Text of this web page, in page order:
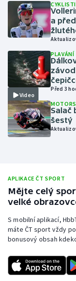
Lyže a snowboard
Moderní pětiboj
Motorsport
Olympijské hry
Parasport
Plavání
Ragby
Rychlobruslení
Rychlostní
Sportovní střelba
a
Video
PLAVÁNÍ
Před 3
Salač
šestý
APLIKACE ČT SPORT
Mějte celý
velké
S mobilní aplikací,
máte ČT sport vždy
bonusový obsah